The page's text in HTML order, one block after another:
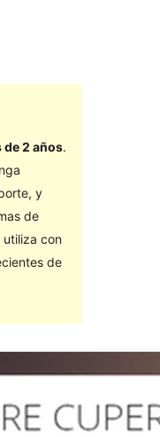
de 2 años.
y
de
con
de